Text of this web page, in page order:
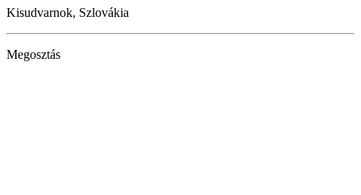
Kisudvarnok, Szlovákia
Megosztás